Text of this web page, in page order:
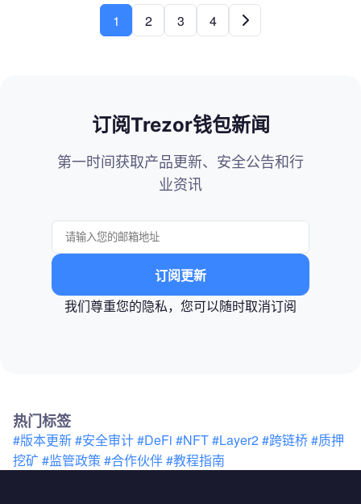
1 2 3 4
订阅Trezor钱包新闻
第一时间获取产品更新、安全公告和行
业资讯
订阅更新
我们尊重您的隐私，您可以随时取消订阅
热门标签
#版本更新#安全审计#DeFi #NFT#Layer2 #跨链桥#质押
挖矿#监管政策 #合作伙伴#教程指南